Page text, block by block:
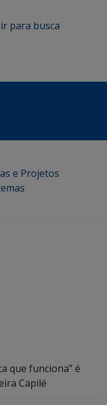
ir para busca
e Projetos
que funciona” é
Capilé